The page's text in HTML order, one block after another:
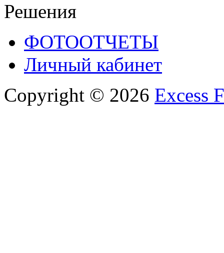
Решения
ФОТООТЧЕТЫ
Личный кабинет
Copyright © 2026 Excess